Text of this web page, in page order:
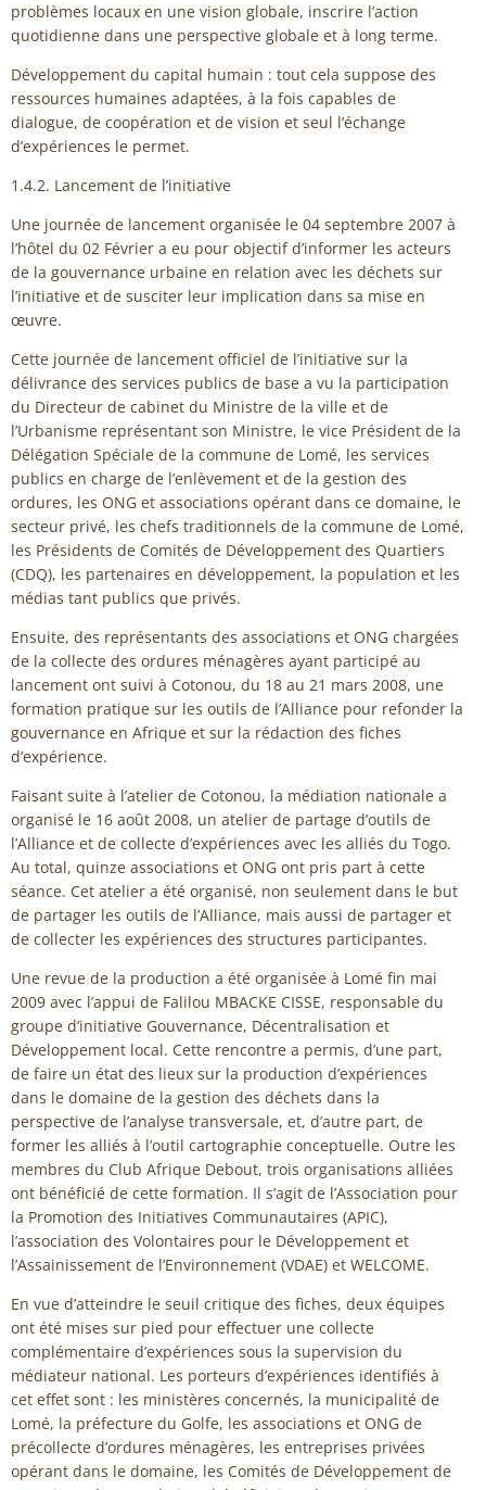
problèmes locaux en une vision globale, inscrire l’action
quotidienne dans une perspective globale et à long terme.
Développement du capital humain : tout cela suppose des
ressources humaines adaptées, à la fois capables de
dialogue, de coopération et de vision et seul l’échange
d’expériences le permet.
1.4.2. Lancement de l’initiative
Une journée de lancement organisée le 04 septembre 2007 à
l’hôtel du 02 Février a eu pour objectif d’informer les acteurs
de la gouvernance urbaine en relation avec les déchets sur
l’initiative et de susciter leur implication dans sa mise en
œuvre.
Cette journée de lancement officiel de l’initiative sur la
délivrance des services publics de base a vu la participation
du Directeur de cabinet du Ministre de la ville et de
l’Urbanisme représentant son Ministre, le vice Président de la
Délégation Spéciale de la commune de Lomé, les services
publics en charge de l’enlèvement et de la gestion des
ordures, les ONG et associations opérant dans ce domaine, le
secteur privé, les chefs traditionnels de la commune de Lomé,
les Présidents de Comités de Développement des Quartiers
(CDQ), les partenaires en développement, la population et les
médias tant publics que privés.
Ensuite, des représentants des associations et ONG chargées
de la collecte des ordures ménagères ayant participé au
lancement ont suivi à Cotonou, du 18 au 21 mars 2008, une
formation pratique sur les outils de l’Alliance pour refonder la
gouvernance en Afrique et sur la rédaction des fiches
d’expérience.
Faisant suite à l’atelier de Cotonou, la médiation nationale a
organisé le 16 août 2008, un atelier de partage d’outils de
l’Alliance et de collecte d’expériences avec les alliés du Togo.
Au total, quinze associations et ONG ont pris part à cette
séance. Cet atelier a été organisé, non seulement dans le but
de partager les outils de l’Alliance, mais aussi de partager et
de collecter les expériences des structures participantes.
Une revue de la production a été organisée à Lomé fin mai
2009 avec l’appui de Falilou MBACKE CISSE, responsable du
groupe d’initiative Gouvernance, Décentralisation et
Développement local. Cette rencontre a permis, d’une part,
de faire un état des lieux sur la production d’expériences
dans le domaine de la gestion des déchets dans la
perspective de l’analyse transversale, et, d’autre part, de
former les alliés à l’outil cartographie conceptuelle. Outre les
membres du Club Afrique Debout, trois organisations alliées
ont bénéficié de cette formation. Il s’agit de l’Association pour
la Promotion des Initiatives Communautaires (APIC),
l’association des Volontaires pour le Développement et
l’Assainissement de l’Environnement (VDAE) et WELCOME.
En vue d’atteindre le seuil critique des fiches, deux équipes
ont été mises sur pied pour effectuer une collecte
complémentaire d’expériences sous la supervision du
médiateur national. Les porteurs d’expériences identifiés à
cet effet sont : les ministères concernés, la municipalité de
Lomé, la préfecture du Golfe, les associations et ONG de
précollecte d’ordures ménagères, les entreprises privées
opérant dans le domaine, les Comités de Développement de